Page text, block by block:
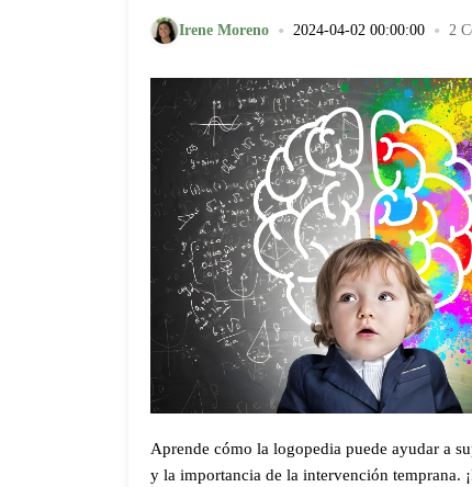
Irene Moreno • 2024-04-02 00:00:00 • 2
Aprende cómo la logopedia puede ayudar a
y la importancia de la intervención temprana.